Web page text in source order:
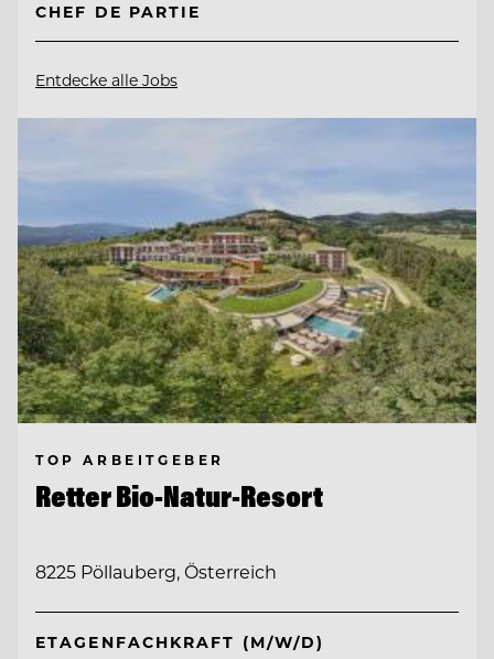
CHEF DE PARTIE
Entdecke alle Jobs
TOP ARBEITGEBER
Retter Bio-Natur-Resort
8225 Pöllauberg, Österreich
ETAGENFACHKRAFT (M/W/D)